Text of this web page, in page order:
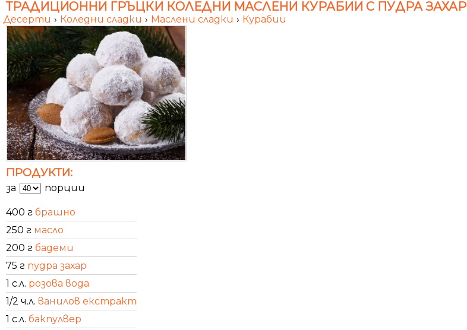
ТРАДИЦИОННИ ГРЪЦКИ КОЛЕДНИ МАСЛЕНИ КУРАБИИ С ПУДРА ЗАХАР
Десерти › Коледни сладки › Маслени сладки › Курабии
ПРОДУКТИ:
за порции
400 г брашно
250 г масло
200 г бадеми
75 г пудра захар
1 с.л. розова вода
1/2 ч.л. ванилов екстракт
1 с.л. бакпулвер